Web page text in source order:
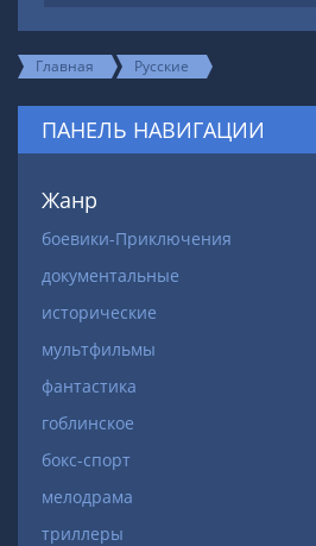
Главная Русские
ПАНЕЛЬ НАВИГАЦИИ
Жанр
боевики-Приключения
документальные
исторические
мультфильмы
фантастика
гоблинское
бокс-спорт
мелодрама
триллеры